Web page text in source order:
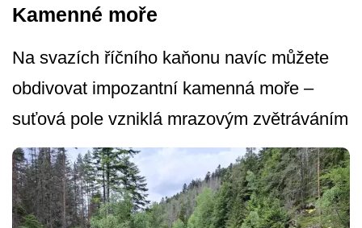
Kamenné moře
Na svazích říčního kaňonu navíc můžete
obdivovat impozantní kamenná moře –
suťová pole vzniklá mrazovým zvětráváním